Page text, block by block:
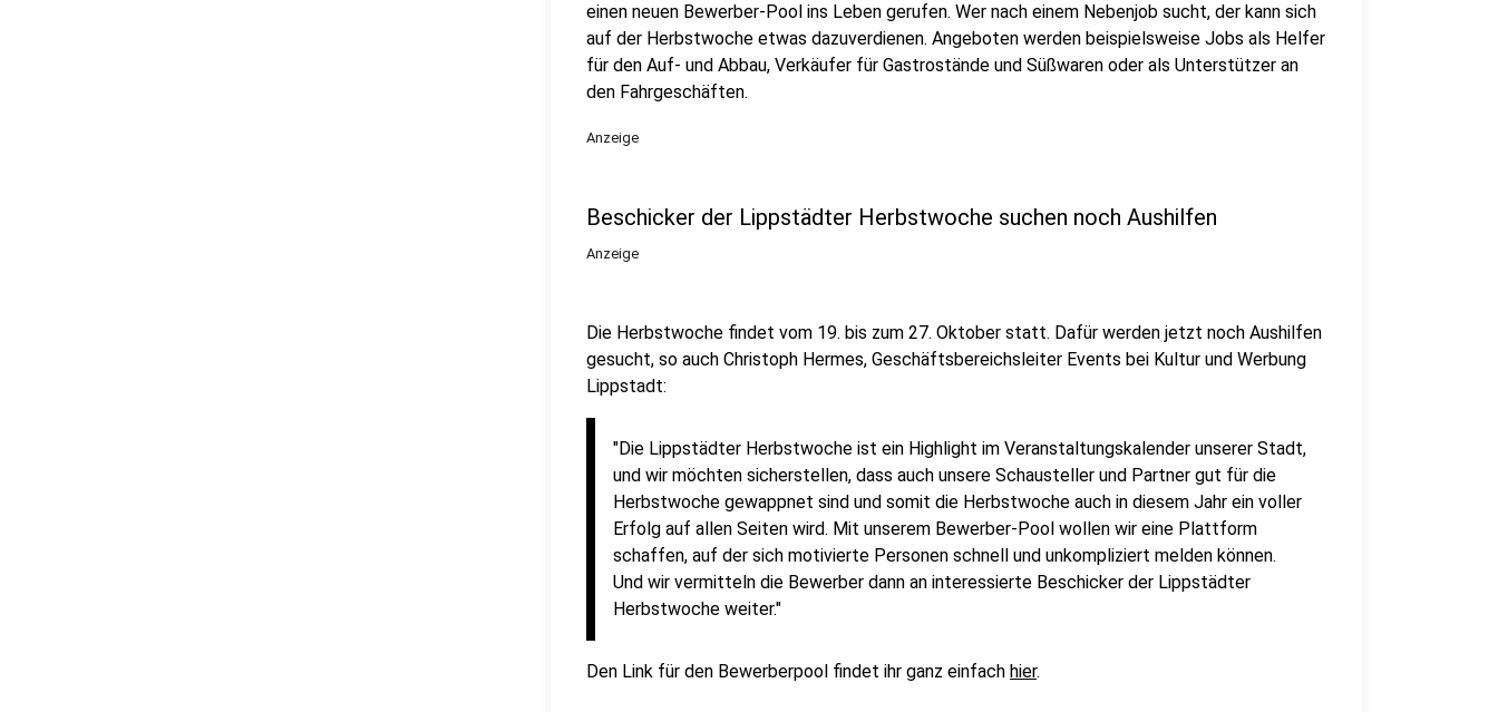
einen neuen Bewerber-Pool ins Leben gerufen. Wer nach einem Nebenjob sucht, der kann sich
auf der Herbstwoche etwas dazuverdienen. Angeboten werden beispielsweise Jobs als Helfer
für den Auf- und Abbau, Verkäufer für Gastrostände und Süßwaren oder als Unterstützer an
den Fahrgeschäften.
Anzeige
Beschicker der Lippstädter Herbstwoche suchen noch Aushilfen
Anzeige
Die Herbstwoche findet vom 19. bis zum 27. Oktober statt. Dafür werden jetzt noch Aushilfen
gesucht, so auch Christoph Hermes, Geschäftsbereichsleiter Events bei Kultur und Werbung
Lippstadt:
"Die Lippstädter Herbstwoche ist ein Highlight im Veranstaltungskalender unserer Stadt,
und wir möchten sicherstellen, dass auch unsere Schausteller und Partner gut für die
Herbstwoche gewappnet sind und somit die Herbstwoche auch in diesem Jahr ein voller
Erfolg auf allen Seiten wird. Mit unserem Bewerber-Pool wollen wir eine Plattform
schaffen, auf der sich motivierte Personen schnell und unkompliziert melden können.
Und wir vermitteln die Bewerber dann an interessierte Beschicker der Lippstädter
Herbstwoche weiter."
Den Link für den Bewerberpool findet ihr ganz einfach hier.